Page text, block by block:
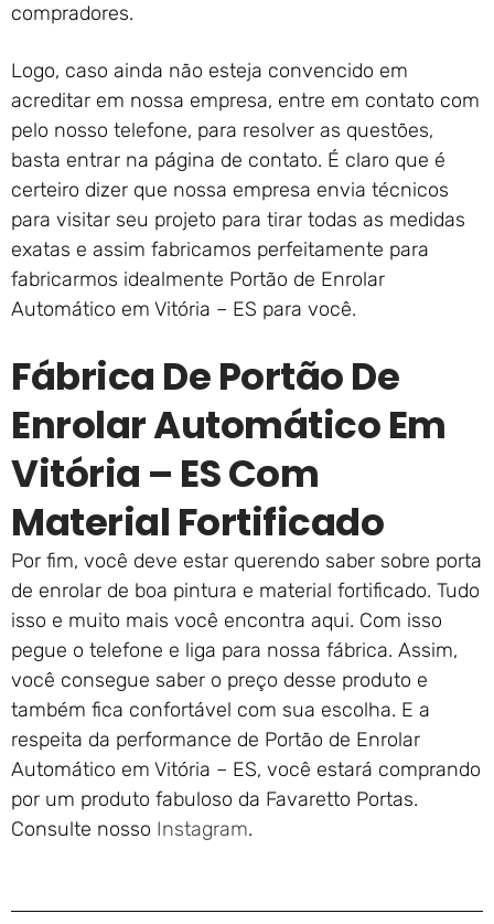
compradores.
Logo, caso ainda não esteja convencido em
acreditar em nossa empresa, entre em contato com
pelo nosso telefone, para resolver as questões,
basta entrar na página de contato. É claro que é
certeiro dizer que nossa empresa envia técnicos
para visitar seu projeto para tirar todas as medidas
exatas e assim fabricamos perfeitamente para
fabricarmos idealmente Portão de Enrolar
Automático em Vitória – ES para você.
Fábrica De Portão De
Enrolar Automático Em
Vitória – ES Com
Material Fortificado
Por fim, você deve estar querendo saber sobre porta
de enrolar de boa pintura e material fortificado. Tudo
isso e muito mais você encontra aqui. Com isso
pegue o telefone e liga para nossa fábrica. Assim,
você consegue saber o preço desse produto e
também fica confortável com sua escolha. E a
respeita da performance de Portão de Enrolar
Automático em Vitória – ES, você estará comprando
por um produto fabuloso da Favaretto Portas.
Consulte nosso Instagram.